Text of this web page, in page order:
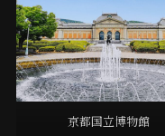
京都国立博物館